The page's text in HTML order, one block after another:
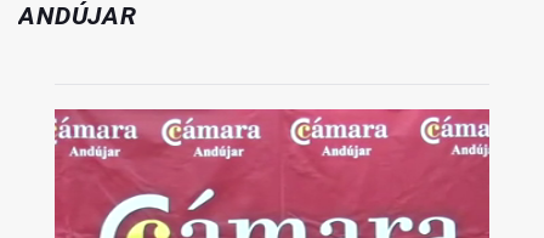
ANDÚJAR